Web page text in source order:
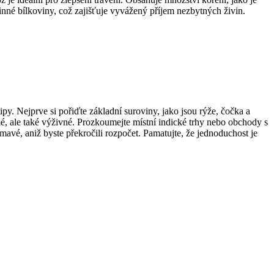
bílkoviny, což zajišťuje vyvážený příjem nezbytných živin.
Nejprve si pořiďte základní suroviny, jako jsou rýže, čočka a
ale také výživné. Prozkoumejte místní indické trhy nebo obchody s
aniž byste překročili rozpočet. Pamatujte, že jednoduchost je